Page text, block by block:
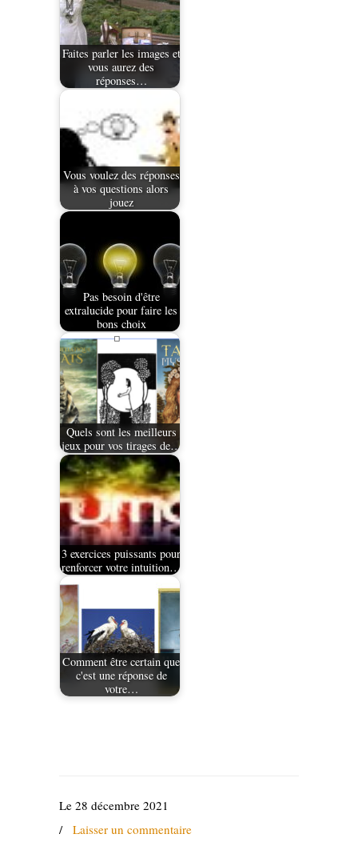
Faites parler les images et
vous aurez des
réponses…
Vous voulez des réponses
à vos questions alors
jouez
Pas besoin d'être
extralucide pour faire les
bons choix
Quels sont les meilleurs
jeux pour vos tirages de…
3 exercices puissants pour
renforcer votre intuition…
Comment être certain que
c'est une réponse de
votre…
Le 28 décembre 2021
/ Laisser un commentaire